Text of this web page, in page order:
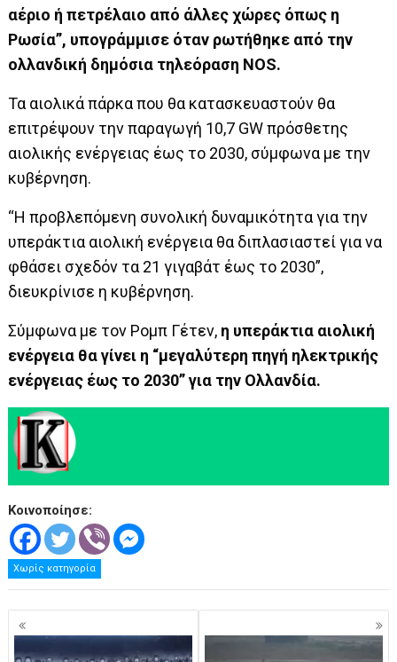
αέριο ή πετρέλαιο από άλλες χώρες όπως η
Ρωσία”, υπογράμμισε όταν ρωτήθηκε από την
ολλανδική δημόσια τηλεόραση NOS.
Τα αιολικά πάρκα που θα κατασκευαστούν θα
επιτρέψουν την παραγωγή 10,7 GW πρόσθετης
αιολικής ενέργειας έως το 2030, σύμφωνα με την
κυβέρνηση.
“Η προβλεπόμενη συνολική δυναμικότητα για την
υπεράκτια αιολική ενέργεια θα διπλασιαστεί για να
φθάσει σχεδόν τα 21 γιγαβάτ έως το 2030”,
διευκρίνισε η κυβέρνηση.
Σύμφωνα με τον Ρομπ Γέτεν, η υπεράκτια αιολική
ενέργεια θα γίνει η “μεγαλύτερη πηγή ηλεκτρικής
ενέργειας έως το 2030” για την Ολλανδία.
Κοινοποίησε:
Χωρίς κατηγορία
Πλοήγηση
άρθρων